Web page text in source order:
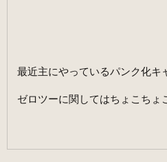
最近主にやっているパンク化キ
ゼロツーに関してはちょこちょ